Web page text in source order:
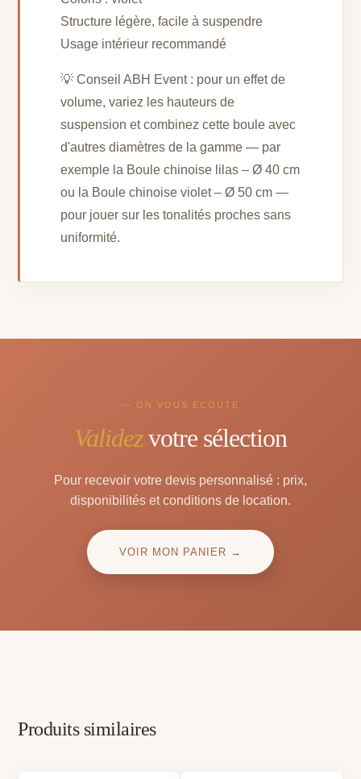
Structure légère, facile à suspendre
Usage intérieur recommandé
💡 Conseil ABH Event : pour un effet de
volume, variez les hauteurs de
suspension et combinez cette boule avec
d'autres diamètres de la gamme — par
exemple la Boule chinoise lilas – Ø 40 cm
ou la Boule chinoise violet – Ø 50 cm —
pour jouer sur les tonalités proches sans
uniformité.
— ON VOUS ÉCOUTE
Validezvotre sélection
Pour recevoir votre devis personnalisé : prix,
disponibilités et conditions de location.
VOIR MON PANIER →
Produits similaires